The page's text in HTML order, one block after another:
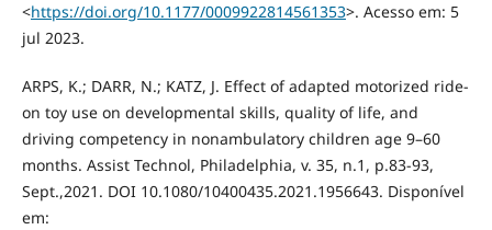
<https://doi.org/10.1177/0009922814561353>. Acesso em: 5
jul 2023.
ARPS, K.; DARR, N.; KATZ, J. Effect of adapted motorized ride-
on toy use on developmental skills, quality of life, and
driving competency in nonambulatory children age 9–60
months. Assist Technol, Philadelphia, v. 35, n.1, p.83-93,
Sept.,2021. DOI 10.1080/10400435.2021.1956643. Disponível
em: